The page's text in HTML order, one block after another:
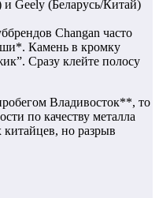
Geely (Беларусь/Китай)
Changan часто
Камень в кромку
Сразу клейте полосу
Владивосток**, то
по качеству металла
но разрыв